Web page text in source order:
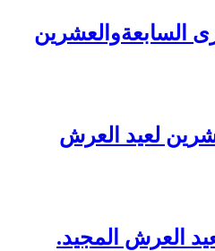
السابعةوالعشرين
لعيد العرش
العرش المجيد.